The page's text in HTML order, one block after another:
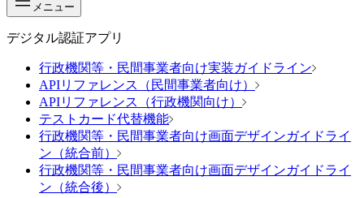
メニュー
デジタル認証アプリ
行政機関等・民間事業者向け実装ガイドライン
APIリファレンス（民間事業者向け）
APIリファレンス（行政機関向け）
テストカード代替機能
行政機関等・民間事業者向け画面デザインガイドライ
ン（統合前）
行政機関等・民間事業者向け画面デザインガイドライ
ン（統合後）